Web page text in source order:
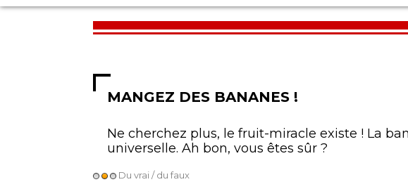
MANGEZ DES BANANES !
Ne cherchez plus, le fruit-miracle existe ! La
universelle. Ah bon, vous êtes sûr ?
Du vrai / du faux